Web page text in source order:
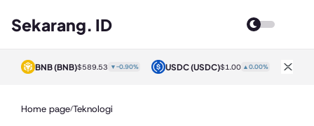
Sekarang. ID
BNB(BNB)$589.53 ▼-0.90% USDC(USDC)$1.00 ▲0.00%
Home page/Teknologi